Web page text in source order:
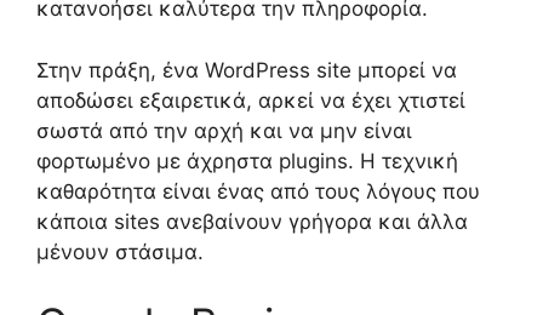
κατανοήσει καλύτερα την πληροφορία.
Στην πράξη, ένα WordPress site μπορεί να
αποδώσει εξαιρετικά, αρκεί να έχει χτιστεί
σωστά από την αρχή και να μην είναι
φορτωμένο με άχρηστα plugins. Η τεχνική
καθαρότητα είναι ένας από τους λόγους που
κάποια sites ανεβαίνουν γρήγορα και άλλα
μένουν στάσιμα.